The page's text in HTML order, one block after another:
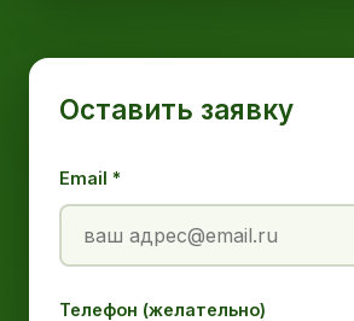
Оставить заявку
Email *
Телефон (желательно)